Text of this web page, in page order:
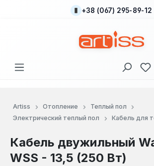
Перейти к основному содержанию
+38 (067) 295-89-12
Artiss Отопление
Теплый пол
Электрический теплый пол
Кабель для
Кабель двужильный
WSS - 13,5 (250 Вт)